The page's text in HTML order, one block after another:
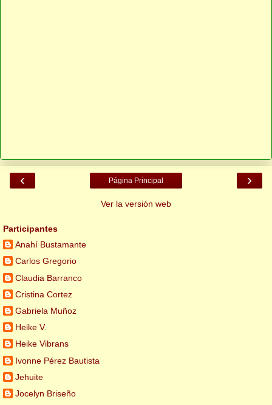
‹ ›
Página Principal
Ver la versión web
Participantes
Anahí Bustamante
Carlos Gregorio
Claudia Barranco
Cristina Cortez
Gabriela Muñoz
Heike V.
Heike Vibrans
Ivonne Pérez Bautista
Jehuite
Jocelyn Briseño